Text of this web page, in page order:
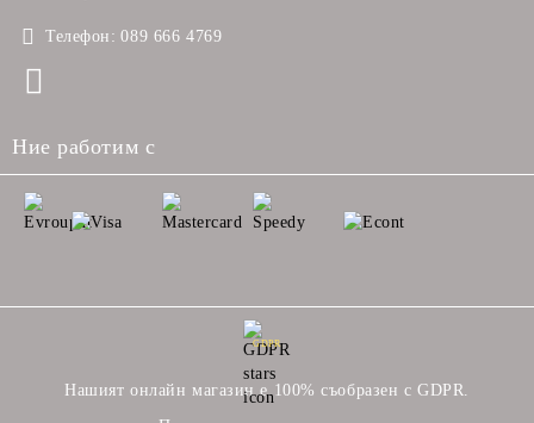
Телефон: 089 666 4769
Ние работим с
GDPR
Нашият онлайн магазин е 100% съобразен с GDPR.